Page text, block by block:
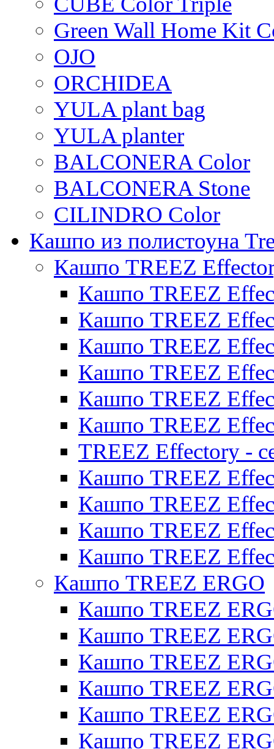
Green Wall Home Kit
OJO
ORCHIDEA
YULA plant bag
YULA planter
BALCONERA Color
BALCONERA Stone
CILINDRO Color
Кашпо из полистоуна
Кашпо TREEZ
Кашпо TREEZ
Кашпо TREEZ
Кашпо TREEZ
Кашпо TREEZ
Кашпо TREEZ
Кашпо TREEZ
TREEZ Effectory -
Кашпо TREEZ
Кашпо TREEZ
Кашпо TREEZ
Кашпо TREEZ
Кашпо TREEZ ERGO
Кашпо TREEZ
Кашпо TREEZ
Кашпо TREEZ
Кашпо TREEZ
Кашпо TREEZ
Кашпо TREEZ